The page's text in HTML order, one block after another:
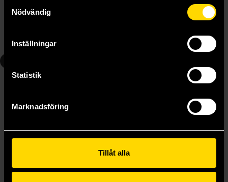
Nödvändig
Inställningar
Statistik
Marknadsföring
Tillåt alla